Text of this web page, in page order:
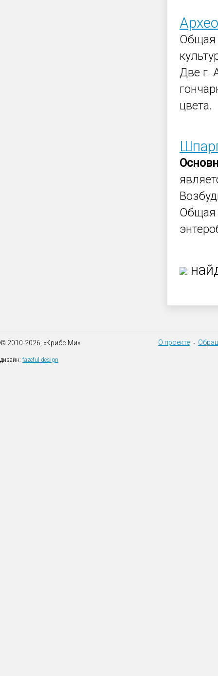
Общая
Две г.
цвета.
Общая
© 2010-2026, «Крибс Ми»
дизайн: fazeful design
О проекте •